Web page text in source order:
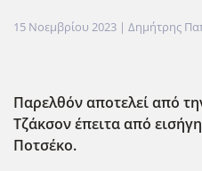
15 Νοεμβρίου 2023 | Δημήτρης
Παρελθόν αποτελεί από
Τζάκσον έπειτα από
Ποτσέκο.